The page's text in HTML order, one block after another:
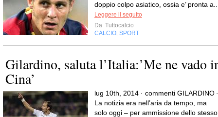
doppio colpo asiatico, ossia e’ pronta
Leggere il seguito
Da Tuttocalcio
CALCIO SPORT
Gilardino, saluta l’Italia:’Me ne vado
Cina’
lug 10th, 2014 · commenti GILARDINO
La notizia era nell’aria da tempo, ma
solo oggi – per ammissione dello stesso